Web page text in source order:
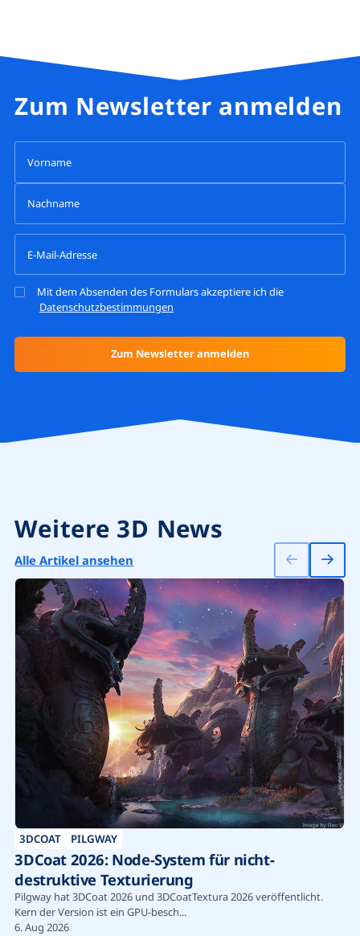
Zum Newsletter anmelden
Mit dem Absenden des Formulars akzeptiere ich die
Datenschutzbestimmungen
Weitere 3D News
Alle Artikel ansehen
3DCOAT PILGWAY
3DCoat 2026: Node-System für nicht-
destruktive Texturierung
Pilgway hat 3DCoat 2026 und 3DCoatTextura 2026 veröffentlicht.
Kern der Version ist ein GPU-besch...
6. Aug 2026